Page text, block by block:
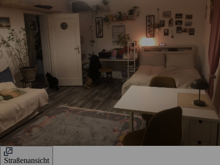
Straßenansicht